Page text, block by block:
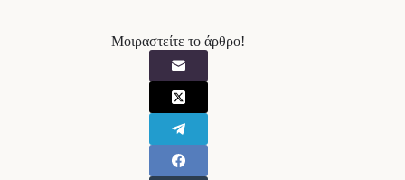
Μοιραστείτε το άρθρο!